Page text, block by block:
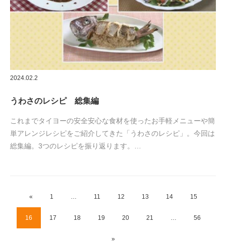
2024.02.2
うわさのレシピ 総集編
これまでタイヨーの安全安心な食材を使ったお手軽メニューや簡
単アレンジレシピをご紹介してきた「うわさのレシピ」。今回は
総集編。3つのレシピを振り返ります。…
« 1 11 12 13 14 15
16 17 18 19 20 21 56
»